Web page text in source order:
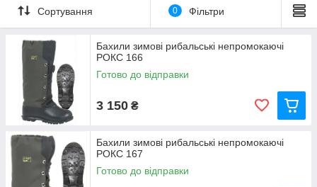
Сортування 0 Фільтри
Бахили зимові рибальські непромокаючі
РОКС 166
Готово до відправки
3 150 ₴
Бахили зимові рибальські непромокаючі
РОКС 167
Готово до відправки